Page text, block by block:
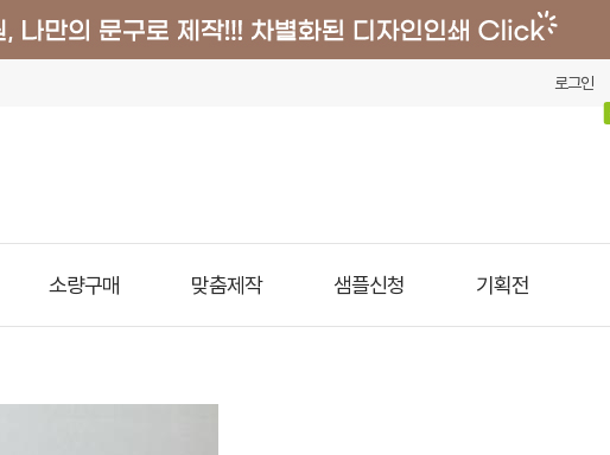
로그인
소량구매 맞춤제작 샘플신청 기획전